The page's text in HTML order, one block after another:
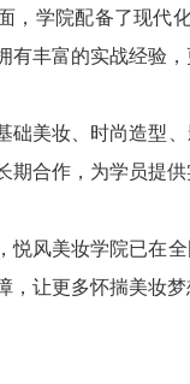
，学院配备了现代
有丰富的实战经验，
础美妆、时尚造型
期合作，为学员提
悦风美妆学院已在
，让更多怀揣美妆